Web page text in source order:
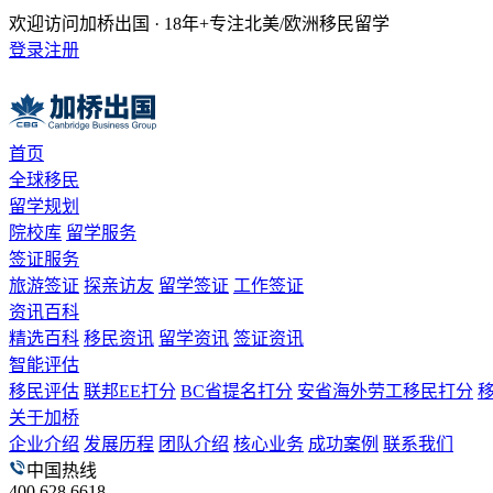
欢迎访问加桥出国 · 18年+专注北美/欧洲移民留学
登录注册
首页
全球移民
留学规划
院校库 留学服务
签证服务
旅游签证 探亲访友 留学签证 工作签证
资讯百科
精选百科 移民资讯 留学资讯 签证资讯
智能评估
移民评估 联邦EE打分 BC省提名打分 安省海外劳工移民打分
关于加桥
企业介绍 发展历程 团队介绍 核心业务 成功案例 联系我们
中国热线